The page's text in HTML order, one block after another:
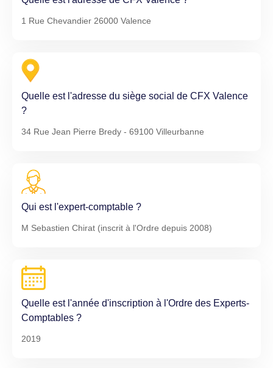
1 Rue Chevandier 26000 Valence
Quelle est l'adresse du siège social de CFX Valence
?
34 Rue Jean Pierre Bredy - 69100 Villeurbanne
Qui est l'expert-comptable ?
M Sebastien Chirat (inscrit à l'Ordre depuis 2008)
Quelle est l'année d'inscription à l'Ordre des Experts-
Comptables ?
2019